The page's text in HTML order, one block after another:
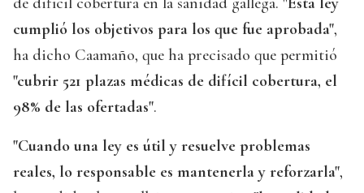
cumplió los objetivos para los que fue aprobada",
ha dicho Caamaño, que ha precisado que permitió
"cubrir 521 plazas médicas de difícil cobertura, el
98% de las ofertadas".
"Cuando una ley es útil y resuelve problemas
reales, lo responsable es mantenerla y reforzarla",